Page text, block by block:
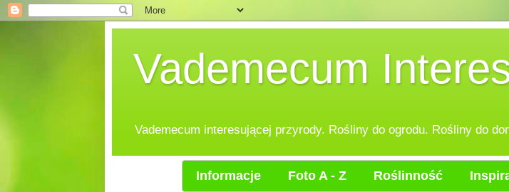
Vademecum
Vademecum interesującej przyrody. Rośliny do ogrodu. Rośliny do
Informacje Foto A - Z Roślinność